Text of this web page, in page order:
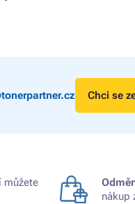
Chci se
nákup